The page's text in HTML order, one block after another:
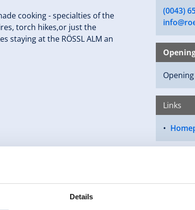
Details
cooking - specialties of the
torch hikes,or just the
staying at the RÖSSL ALM an
(0043)
Links